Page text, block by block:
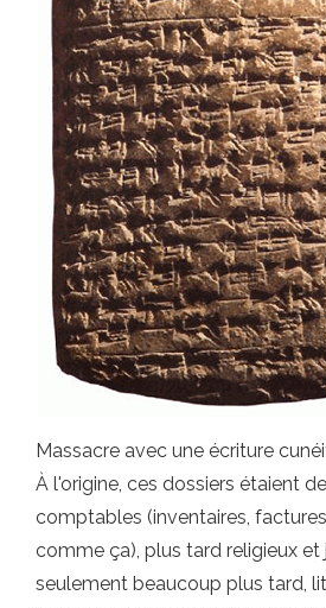
Massacre avec une écriture
À l'origine, ces dossiers étaient
comptables (inventaires,
comme ça), plus tard religieux et
seulement beaucoup plus tard,